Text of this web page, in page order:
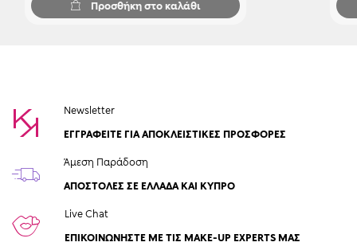
Προσθήκη στο καλάθι
Newsletter
ΕΓΓΡΑΦΕΙΤΕ ΓΙΑ ΑΠΟΚΛΕΙΣΤΙΚΕΣ ΠΡΟΣΦΟΡΕΣ
Άμεση Παράδοση
ΑΠΟΣΤΟΛΈΣ ΣΕ ΕΛΛΆΔΑ ΚΑΙ ΚΎΠΡΟ
Live Chat
ΕΠΙΚΟΙΝΩΝΉΣΤΕ ΜΕ ΤΙΣ MAKE-UP EXPERTS ΜΑΣ